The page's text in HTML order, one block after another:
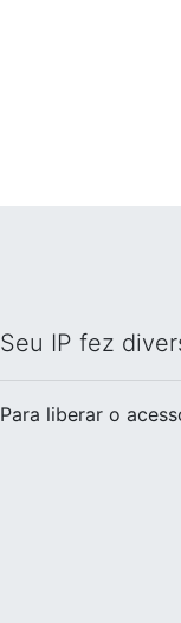
Seu IP fez
Para liberar o